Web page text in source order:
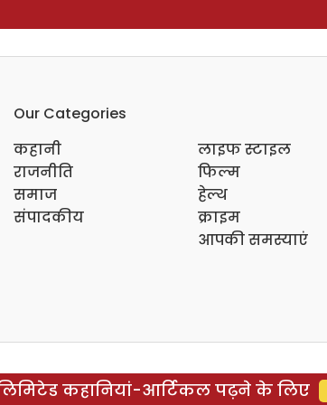
Our Categories
कहानी
राजनीति
समाज
संपादकीय
लाइफ स्टाइल
फिल्म
हेल्थ
क्राइम
आपकी समस्याएं
कहानियां-आर्टिकल पढ़ने के लिए